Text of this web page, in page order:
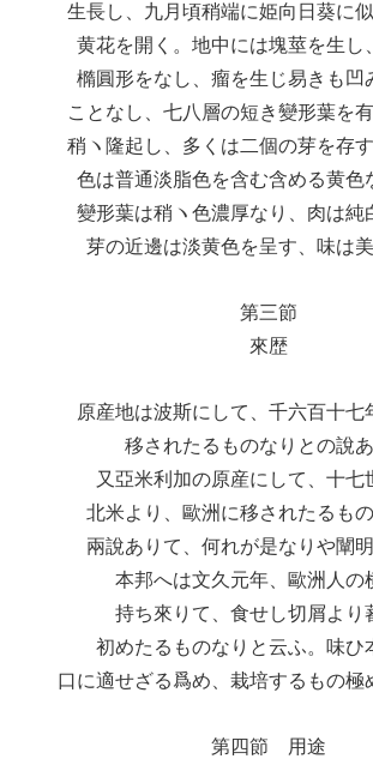
生長し、九月頃稍端に姫向日葵に
黄花を開く。地中には塊莖を生し
橢圓形をなし、瘤を生じ易きも凹
ことなし、七八層の短き變形葉を
稍ヽ隆起し、多くは二個の芽を存
色は普通淡脂色を含む含める黄色
變形葉は稍ヽ色濃厚なり、肉は純
芽の近邊は淡黄色を呈す、味は美
第三節
來歴
原産地は波斯にして、千六百十七
移されたるものなりとの說あ
又亞米利加の原産にして、十七
北米より、歐洲に移されたるも
兩說ありて、何れが是なりや闡明
本邦へは文久元年、歐洲人の
持ち來りて、食せし切屑より
初めたるものなりと云ふ。味ひ
口に適せざる爲め、栽培するもの極
第四節 用途